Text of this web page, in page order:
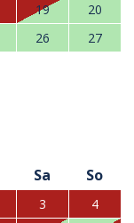
19
20
26
27
Sa So
3
4